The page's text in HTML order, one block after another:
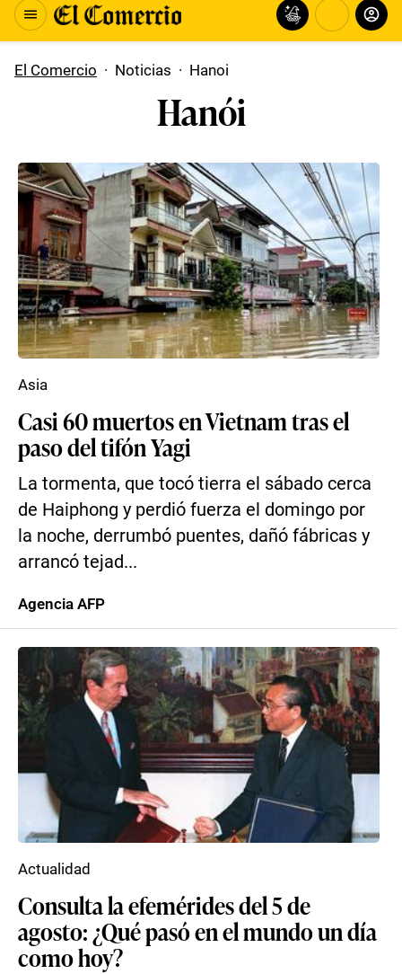
El Comercio · Noticias · Hanoi
Hanói
Casi 60 muertos en Vietnam tras el
paso del tifón Yagi
La tormenta, que tocó tierra el sábado cerca
de Haiphong y perdió fuerza el domingo por
la noche, derrumbó puentes, dañó fábricas y
arrancó tejad...
Asia
Agencia AFP
Consulta la efemérides del 5 de
agosto: ¿Qué pasó en el mundo un día
como hoy?
Actualidad